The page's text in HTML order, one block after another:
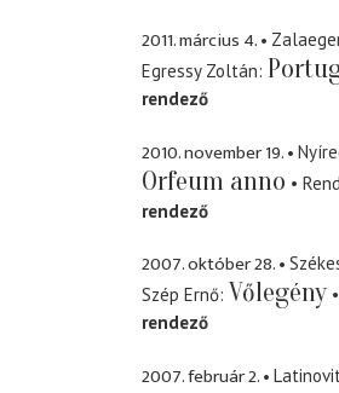
2011. március 4.
Egressy Zoltán
rendező
2010. november 19.
Orfeum anno
rendező
2007. október 28.
Szép Ernő Vőlegény
rendező
2007. február 2.